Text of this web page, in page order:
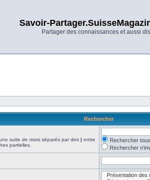
Savoir-
Partager des connaissances et aussi
Rechercher
suite de mots séparés par des | entre
partielles.
Rechercher
Rechercher